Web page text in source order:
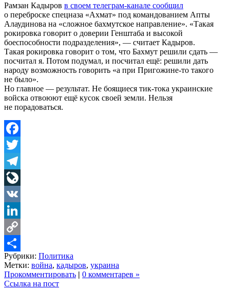
Рамзан Кадыров в своем телеграм-канале сообщил
о переброске спецназа «Ахмат» под командованием Апты
Алаудинова на «сложное бахмутское направление». «Такая
рокировка говорит о доверии Генштаба и высокой
боеспособности подразделения», — считает Кадыров.
Такая рокировка говорит о том, что Бахмут решили сдать —
посчитал я. Потом подумал, и посчитал ещё: решили дать
народу возможность говорить «а при Пригожине-то такого
не было».
Но главное — результат. Не боящиеся тик-тока украинские
войска отвоюют ещё кусок своей земли. Нельзя
не порадоваться.
Facebook
Twitter
Telegram
LiveJournal
VK
LinkedIn
Copy
Link
Share
Рубрики: Политика
Метки: война, кадыров, украина
Прокомментировать | 0 комментарев »
Ссылка на пост